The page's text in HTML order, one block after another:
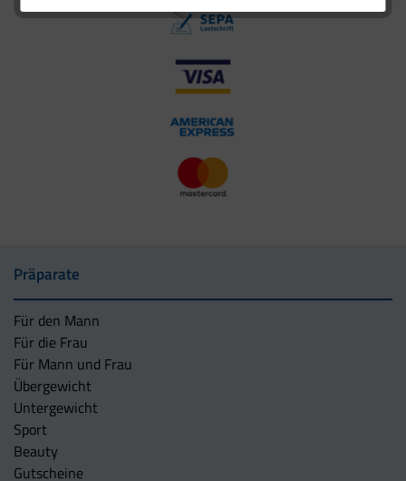
Präparate
Für den Mann
Für die Frau
Für Mann und Frau
Übergewicht
Untergewicht
Sport
Beauty
Gutscheine